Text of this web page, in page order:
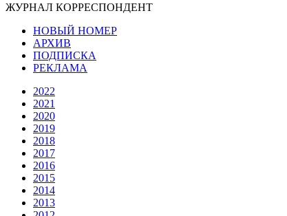
ЖУРНАЛ КОРРЕСПОНДЕНТ
НОВЫЙ НОМЕР
АРХИВ
ПОДПИСКА
РЕКЛАМА
2022
2021
2020
2019
2018
2017
2016
2015
2014
2013